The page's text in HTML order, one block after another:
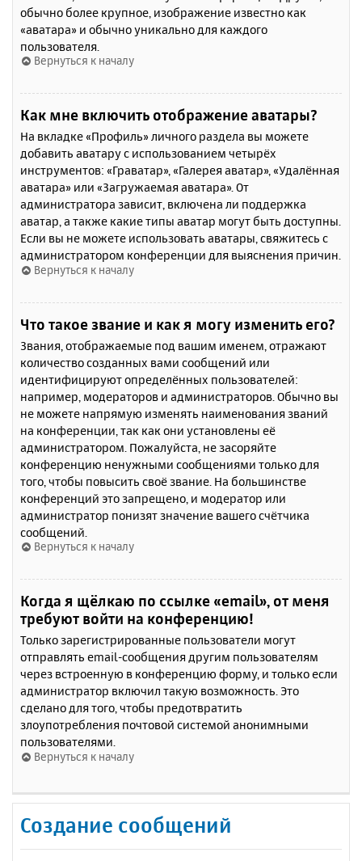
обычно более крупное, изображение известно как
«аватара» и обычно уникально для каждого
пользователя.
Вернуться к началу
Как мне включить отображение аватары?
На вкладке «Профиль» личного раздела вы можете
добавить аватару с использованием четырёх
инструментов: «Граватар», «Галерея аватар», «Удалённая
аватара» или «Загружаемая аватара». От
администратора зависит, включена ли поддержка
аватар, а также какие типы аватар могут быть доступны.
Если вы не можете использовать аватары, свяжитесь с
администратором конференции для выяснения причин.
Вернуться к началу
Что такое звание и как я могу изменить его?
Звания, отображаемые под вашим именем, отражают
количество созданных вами сообщений или
идентифицируют определённых пользователей:
например, модераторов и администраторов. Обычно вы
не можете напрямую изменять наименования званий
на конференции, так как они установлены её
администратором. Пожалуйста, не засоряйте
конференцию ненужными сообщениями только для
того, чтобы повысить своё звание. На большинстве
конференций это запрещено, и модератор или
администратор понизят значение вашего счётчика
сообщений.
Вернуться к началу
Когда я щёлкаю по ссылке «email», от меня
требуют войти на конференцию!
Только зарегистрированные пользователи могут
отправлять email-сообщения другим пользователям
через встроенную в конференцию форму, и только если
администратор включил такую возможность. Это
сделано для того, чтобы предотвратить
злоупотребления почтовой системой анонимными
пользователями.
Вернуться к началу
Создание сообщений